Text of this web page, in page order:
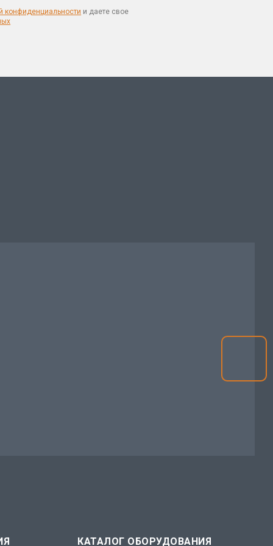
конфиденциальности и даете свое
КАТАЛОГ ОБОРУДОВАНИЯ